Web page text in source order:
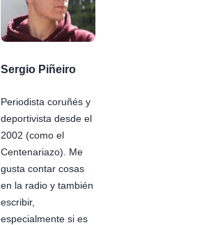
Sergio Piñeiro
Periodista coruñés y
deportivista desde el
2002 (como el
Centenariazo). Me
gusta contar cosas
en la radio y también
escribir,
especialmente si es